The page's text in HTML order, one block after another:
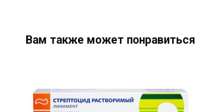
Вам также может понравиться